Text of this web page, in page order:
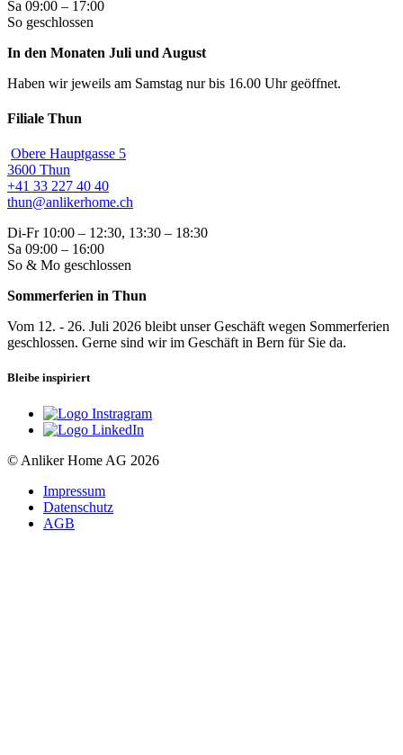
Sa 09:00 – 17:00
So geschlossen
In den Monaten Juli und August
Haben wir jeweils am Samstag nur bis 16.00 Uhr geöffnet.
Filiale Thun
Obere Hauptgasse 5
3600 Thun
+41 33 227 40 40
thun@anlikerhome.ch
Di-Fr 10:00 – 12:30, 13:30 – 18:30
Sa 09:00 – 16:00
So & Mo geschlossen
Sommerferien in Thun
Vom 12. - 26. Juli 2026 bleibt unser Geschäft wegen Sommerferien
geschlossen. Gerne sind wir im Geschäft in Bern für Sie da.
Bleibe inspiriert
© Anliker Home AG 2026
Impressum
Datenschutz
AGB